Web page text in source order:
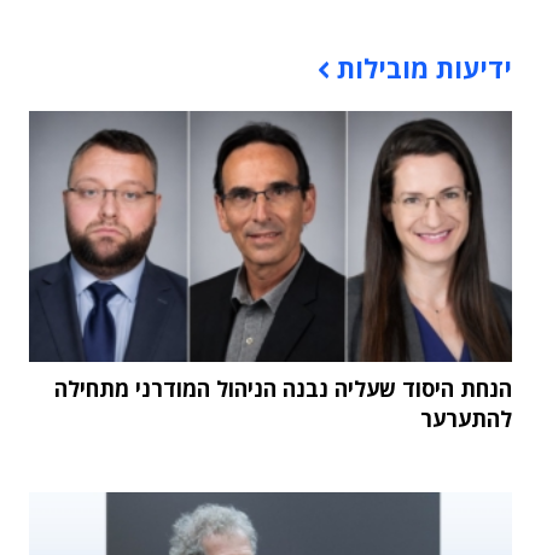
ידיעות מובילות
הנחת היסוד שעליה נבנה הניהול המודרני מתחילה
להתערער